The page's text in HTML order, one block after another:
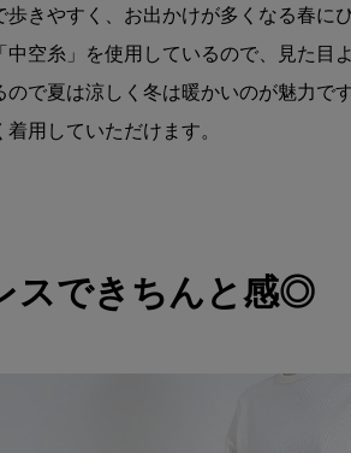
きやすく、お出かけが多くなる春にぴ
中空糸」を使用しているので、見た目
で夏は涼しく冬は暖かいのが魅力です
用していただけます。
スできちんと感◎